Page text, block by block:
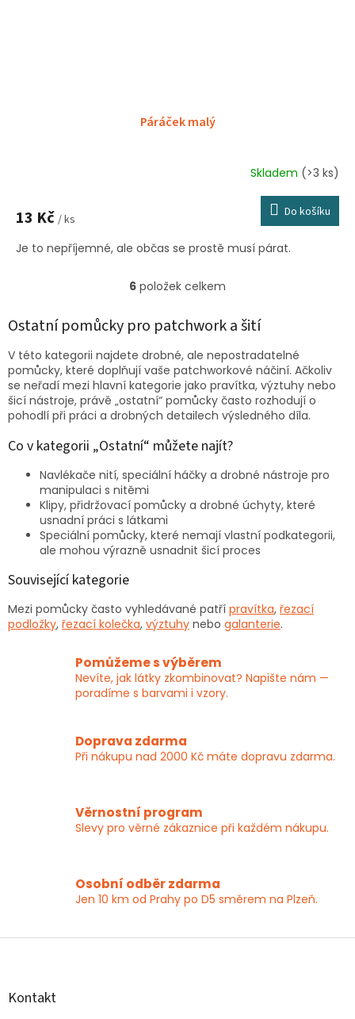
Páráček malý
Skladem (>3 ks)
13 Kč / ks Do košíku
Je to nepříjemné, ale občas se prostě musí párat.
O
l
d
a
c
í
p
v
y
ý
p
i
s
6 položek celkem
Ostatní pomůcky pro patchwork a šití
V této kategorii najdete drobné, ale nepostradatelné
pomůcky, které doplňují vaše patchworkové náčiní. Ačkoliv
se neřadí mezi hlavní kategorie jako pravítka, výztuhy nebo
šicí nástroje, právě „ostatní“ pomůcky často rozhodují o
pohodlí při práci a drobných detailech výsledného díla.
Co v kategorii „Ostatní“ můžete najít?
Navlékače nití, speciální háčky a drobné nástroje pro
manipulaci s nitěmi
Klipy, přidržovací pomůcky a drobné úchyty, které
usnadní práci s látkami
Speciální pomůcky, které nemají vlastní podkategorii,
ale mohou výrazně usnadnit šicí proces
Související kategorie
Mezi pomůcky často vyhledávané patří pravítka, řezací
podložky, řezací kolečka, výztuhy nebo galanterie.
Pomůžeme s výběrem
Nevíte, jak látky zkombinovat? Napište nám —
poradíme s barvami i vzory.
Doprava zdarma
Při nákupu nad 2000 Kč máte dopravu zdarma.
Věrnostní program
Slevy pro věrné zákaznice při každém nákupu.
Osobní odběr zdarma
Jen 10 km od Prahy po D5 směrem na Plzeň.
Z
Kontakt